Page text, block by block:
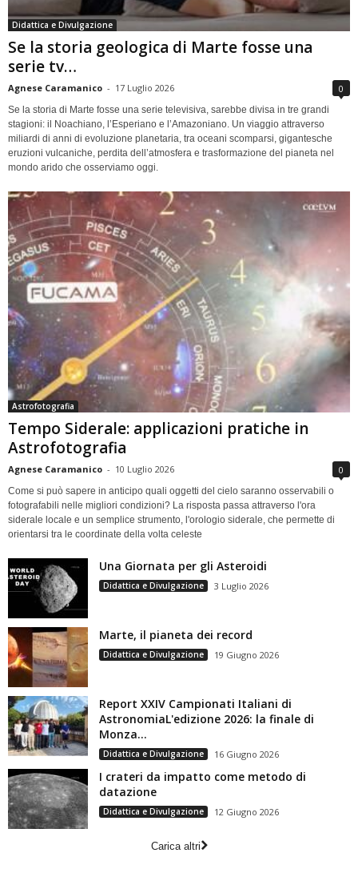
Didattica e Divulgazione
Se la storia geologica di Marte fosse una
serie tv…
Agnese Caramanico - 17 Luglio 2026 0
Se la storia di Marte fosse una serie televisiva, sarebbe divisa in tre grandi
stagioni: il Noachiano, l’Esperiano e l’Amazoniano. Un viaggio attraverso
miliardi di anni di evoluzione planetaria, tra oceani scomparsi, gigantesche
eruzioni vulcaniche, perdita dell’atmosfera e trasformazione del pianeta nel
mondo arido che osserviamo oggi.
Astrofotografia
Tempo Siderale: applicazioni pratiche in
Astrofotografia
Agnese Caramanico - 10 Luglio 2026 0
Come si può sapere in anticipo quali oggetti del cielo saranno osservabili o
fotografabili nelle migliori condizioni? La risposta passa attraverso l'ora
siderale locale e un semplice strumento, l'orologio siderale, che permette di
orientarsi tra le coordinate della volta celeste
Una Giornata per gli Asteroidi
Didattica e Divulgazione 3 Luglio 2026
Marte, il pianeta dei record
Didattica e Divulgazione 19 Giugno 2026
Report XXIV Campionati Italiani di
AstronomiaL'edizione 2026: la finale di
Monza...
Didattica e Divulgazione 16 Giugno 2026
I crateri da impatto come metodo di
datazione
Didattica e Divulgazione 12 Giugno 2026
Carica altri